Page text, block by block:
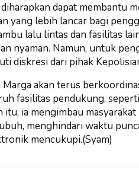
dapat membantu
yang lebih lancar bagi
lalu lintas dan fasilitas
nyaman. Namun, untuk
diskresi dari pihak
akan terus
fasilitas pendukung, seperti
ia mengimbau
menghindari waktu
mencukupi.(Syam)